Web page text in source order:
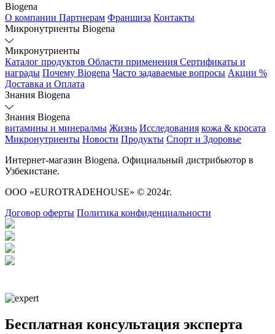
Biogena
О компании Партнерам Франшиза Контакты
Микронутриенты Biogena
Микронутриенты
Каталог продуктов Области применения Сертификаты и
награды Почему Biogena Часто задаваемые вопросы Акции %
Доставка и Оплата
Знания Biogena
Знания Biogena
витамины и минералмы Жизнь Исследования кожа & кросата
Микронутриенты Новости Продукты Спорт и Здоровье
Интернет-магазин Biogena. Официальный дистрибьютор в
Узбекистане.
ООО «EUROTRADEHOUSE» © 2024г.
Договор оферты Политика конфиденциальности
Бесплатная консультация эксперта